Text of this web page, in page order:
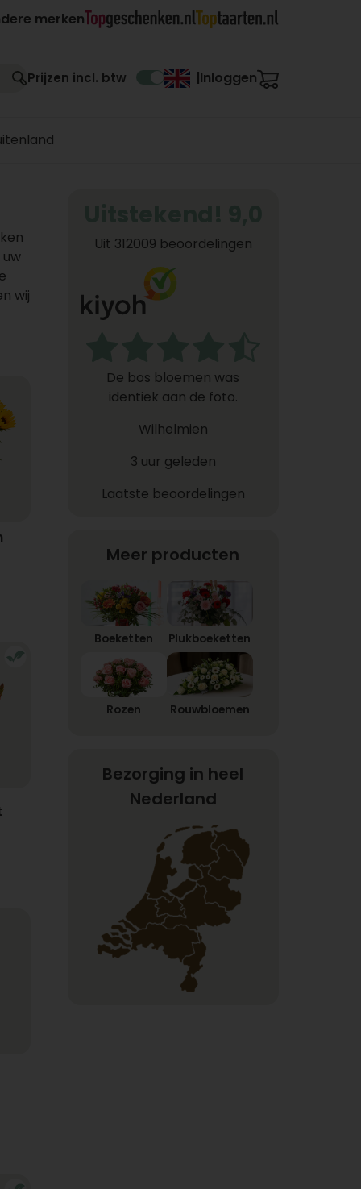
merken
Prijzen incl. btw Inloggen
wij
Uit 312009 beoordelingen
De bos bloemen was
identiek aan de foto.
Wilhelmien
3 uur geleden
Laatste beoordelingen
Meer producten
Boeketten Plukboeketten
Rozen Rouwbloemen
Bezorging in heel
Nederland